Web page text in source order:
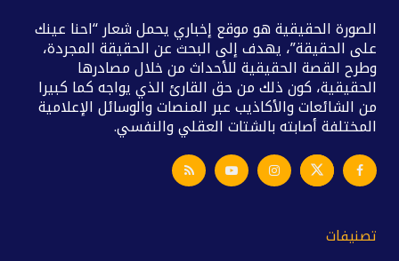
الصورة الحقيقية هو موقع إخباري يحمل شعار “احنا عينك
على الحقيقة”، يهدف إلى البحث عن الحقيقة المجردة،
وطرح القصة الحقيقية للأحداث من خلال مصادرها
الحقيقية، كون ذلك من حق القارئ الذي يواجه كما كبيرا
من الشائعات والأكاذيب عبر المنصات والوسائل الإعلامية
المختلفة أصابته بالشتات العقلي والنفسي.
تصنيفات